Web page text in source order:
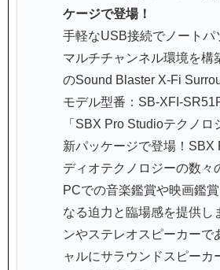
ケージで登場！
手軽なUSB接続でノートパ
マルチチャンネル環境を構
のSound Blaster X-Fi
モデル型番：SB-XFI-
「SBX Pro Studioテクノロ
新パッケージで登場！SBX
ディオテクノロジーの数々
PCでの音楽鑑賞や映画鑑
なる迫力と臨場感を提供し
ンやステレオスピーカーで
ャルにサラウンドスピーカ